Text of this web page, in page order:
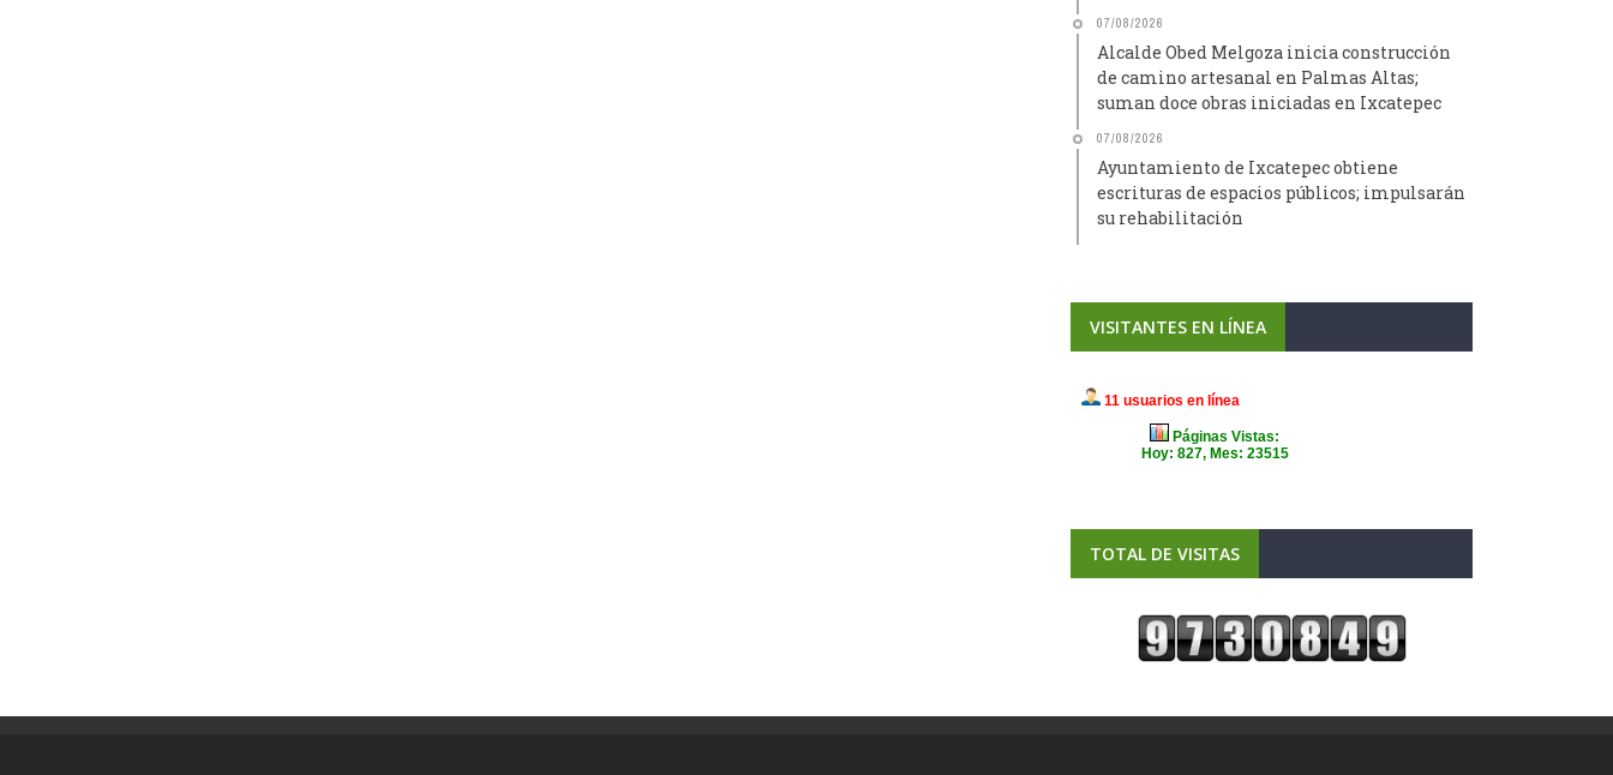
07/08/2026
Alcalde Obed Melgoza inicia construcción
de camino artesanal en Palmas Altas;
suman doce obras iniciadas en Ixcatepec
07/08/2026
Ayuntamiento de Ixcatepec obtiene
escrituras de espacios públicos; impulsarán
su rehabilitación
VISITANTES EN LÍNEA
TOTAL DE VISITAS